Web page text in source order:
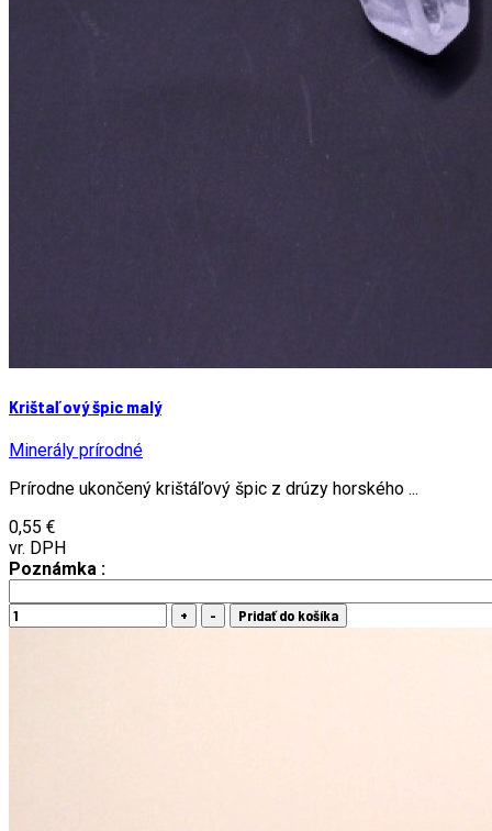
Krištaľový špic malý
Minerály prírodné
Prírodne ukončený krištáľový špic z drúzy horského ...
0,55 €
vr. DPH
Poznámka :